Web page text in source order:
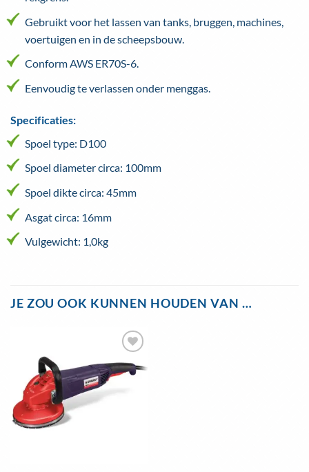
Gebruikt voor het lassen van tanks, bruggen, machines,
voertuigen en in de scheepsbouw.
Conform AWS ER70S-6.
Eenvoudig te verlassen onder menggas.
Specificaties:
Spoel type: D100
Spoel diameter circa: 100mm
Spoel dikte circa: 45mm
Asgat circa: 16mm
Vulgewicht: 1,0kg
JE ZOU OOK KUNNEN HOUDEN VAN …